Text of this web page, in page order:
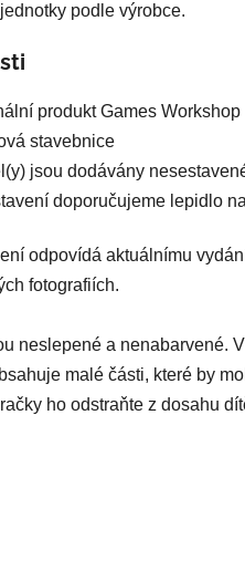
podle výrobce.
produkt Games Workshop
stavebnice
jsou dodávány
doporučujeme lepidlo
odpovídá aktuálnímu
fotografiích.
neslepené a nenabarvené.
malé části, které by
ho odstraňte z dosahu